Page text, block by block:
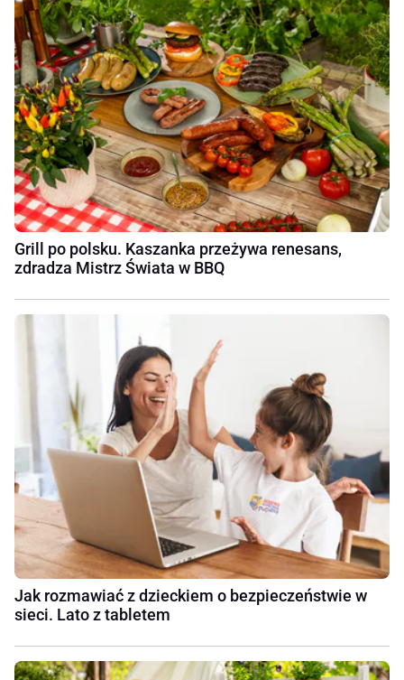
Grill po polsku. Kaszanka przeżywa renesans,
zdradza Mistrz Świata w BBQ
Jak rozmawiać z dzieckiem o bezpieczeństwie w
sieci. Lato z tabletem